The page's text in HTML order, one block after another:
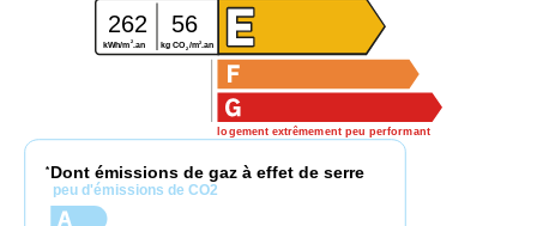
logement extrêmement peu performant
262 56
kWh/m2.an kg CO2/m2 .an
* Dont émissions de gaz à effet de serre
peu d'émissions de CO2